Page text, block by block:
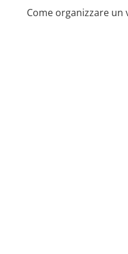
Come organizzare un